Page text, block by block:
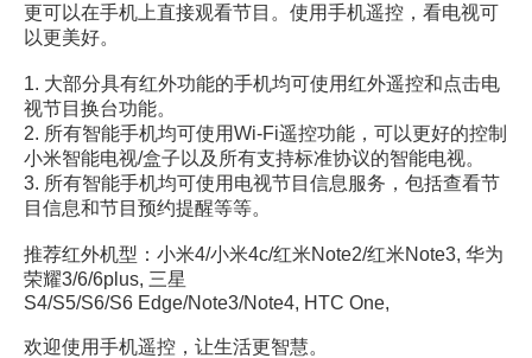
更可以在手机上直接观看节目。使用手机遥控，看电视可
以更美好。
1. 大部分具有红外功能的手机均可使用红外遥控和点击电
视节目换台功能。
2. 所有智能手机均可使用Wi-Fi遥控功能，可以更好的控制
小米智能电视/盒子以及所有支持标准协议的智能电视。
3. 所有智能手机均可使用电视节目信息服务，包括查看节
目信息和节目预约提醒等等。
推荐红外机型：小米4/小米4c/红米Note2/红米Note3, 华为
荣耀3/6/6plus, 三星
S4/S5/S6/S6 Edge/Note3/Note4, HTC One,
欢迎使用手机遥控，让生活更智慧。